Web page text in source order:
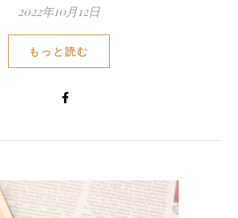
2022年10月12日
もっと読む